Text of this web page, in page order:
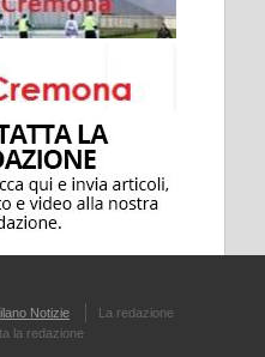
Notizie
La redazione
la redazione